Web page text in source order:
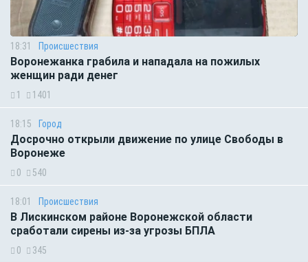
18:31 Происшествия
Воронежанка грабила и нападала на пожилых
женщин ради денег
1 1401
18:15 Город
Досрочно открыли движение по улице Свободы в
Воронеже
0 540
18:01 Происшествия
В Лискинском районе Воронежской области
сработали сирены из-за угрозы БПЛА
0 345